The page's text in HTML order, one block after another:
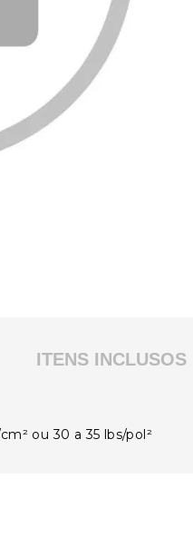
ITENS INCLUSOS
ou 30 a 35 lbs/pol²